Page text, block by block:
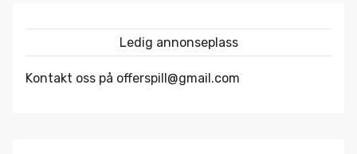
Ledig annonseplass
Kontakt oss på offerspill@gmail.com